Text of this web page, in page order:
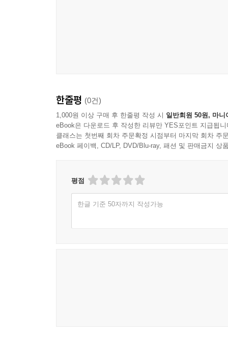
한줄평 (0건)
1,000원 이상 구매 후 한줄평 작성 시 일반회원 50원, 마니
eBook은 다운로드 후 작성한 리뷰만 YES포인트 지급됩니
클래스는 첫번째 회차 주문확정 시점부터 마지막 회차 주
eBook 페이백, CD/LP, DVD/Blu-ray, 패션 및 판매금지 상
평점
한글 기준 50자까지 작성가능